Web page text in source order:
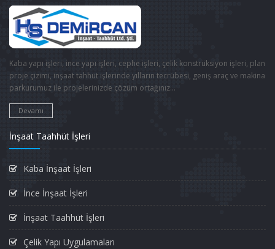
Kaba yapı işleri, ince yapı işleri, cephe işleri, çelik konstrüksiyon işleri, plan
proje çizimi, inşaat tahhüt işlerinde yılların tecrübesi, geniş araç ve makina
parkurumuz ile projelerinizde çözüm ortağınız...
Devamı
İnşaat Taahhüt İşleri
Kaba İnşaat İşleri
İnce İnşaat İşleri
İnşaat Taahhüt İşleri
Çelik Yapı Uygulamaları